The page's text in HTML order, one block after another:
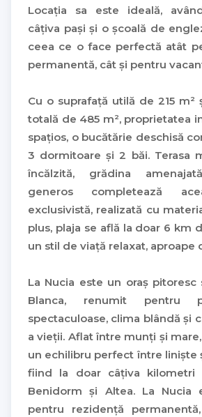
Locația sa este ideală,
câțiva pași și o școală de
ceea ce o face perfectă atât
permanentă, cât și pentru
Cu o suprafață utilă de 215 m²
totală de 485 m², proprietatea
spațios, o bucătărie deschisă
3 dormitoare și 2 băi. Terasa
încălzită, grădina
generos completează
exclusivistă, realizată cu
plus, plaja se află la doar 6 km
un stil de viață relaxat, aproape
La Nucia este un oraș pitoresc
Blanca, renumit pentru
spectaculoase, clima blândă și
a vieții. Aflat între munți și
un echilibru perfect între liniște
fiind la doar câțiva kilometri
Benidorm și Altea. La Nucia
pentru rezidență